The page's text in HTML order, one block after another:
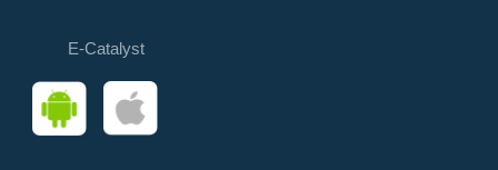
E-Catalyst